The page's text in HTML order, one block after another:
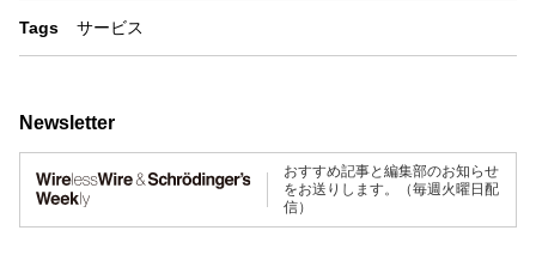
Tags サービス
Newsletter
おすすめ記事と編集部のお知らせ
をお送りします。（毎週火曜日配
信）